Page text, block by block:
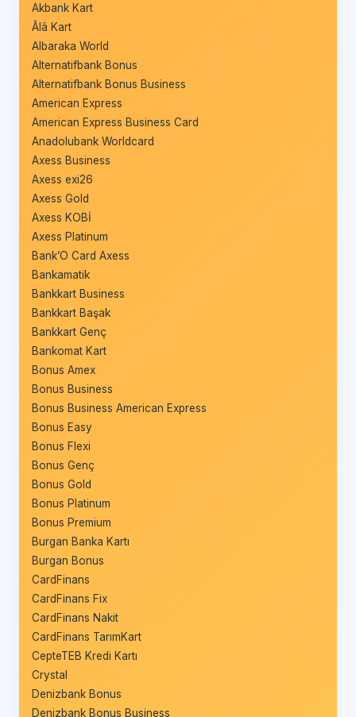
Akbank Kart
Âlâ Kart
Albaraka World
Alternatifbank Bonus
Alternatifbank Bonus Business
American Express
American Express Business Card
Anadolubank Worldcard
Axess Business
Axess exi26
Axess Gold
Axess KOBİ
Axess Platinum
Bank’O Card Axess
Bankamatik
Bankkart Business
Bankkart Başak
Bankkart Genç
Bankomat Kart
Bonus Amex
Bonus Business
Bonus Business American Express
Bonus Easy
Bonus Flexi
Bonus Genç
Bonus Gold
Bonus Platinum
Bonus Premium
Burgan Banka Kartı
Burgan Bonus
CardFinans
CardFinans Fix
CardFinans Nakit
CardFinans TarımKart
CepteTEB Kredi Kartı
Crystal
Denizbank Bonus
Denizbank Bonus Business